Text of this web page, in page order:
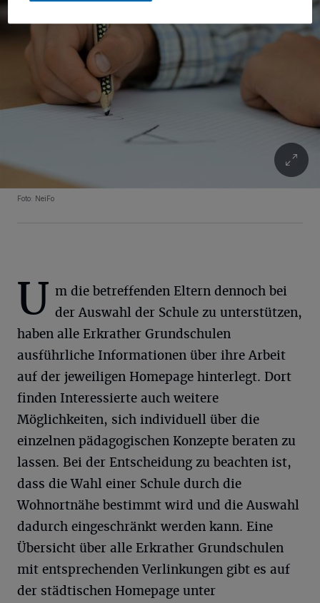
Foto: NeiFo
U m die betreffenden Eltern dennoch bei
der Auswahl der Schule zu unterstützen,
haben alle Erkrather Grundschulen
ausführliche Informationen über ihre Arbeit
auf der jeweiligen Homepage hinterlegt. Dort
finden Interessierte auch weitere
Möglichkeiten, sich individuell über die
einzelnen pädagogischen Konzepte beraten zu
lassen. Bei der Entscheidung zu beachten ist,
dass die Wahl einer Schule durch die
Wohnortnähe bestimmt wird und die Auswahl
dadurch eingeschränkt werden kann. Eine
Übersicht über alle Erkrather Grundschulen
mit entsprechenden Verlinkungen gibt es auf
der städtischen Homepage unter